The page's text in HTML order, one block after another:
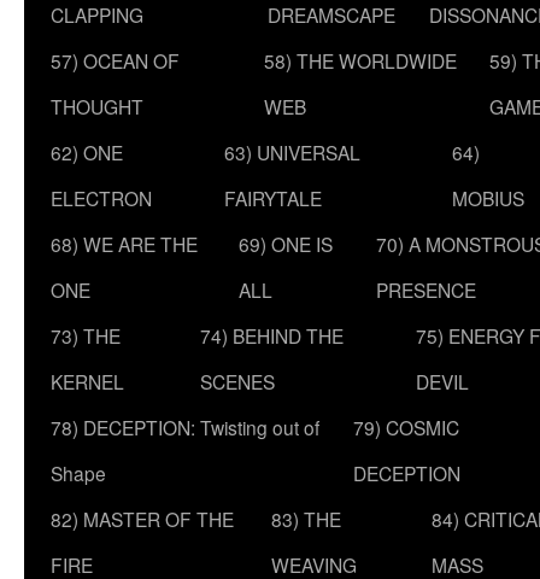
CLAPPING
DREAMSCAPE
57) OCEAN OF
THOUGHT
58) THE WORLDWIDE
WEB
59)
62) ONE
ELECTRON
63) UNIVERSAL
FAIRYTALE
64)
MOBIUS
68) WE ARE THE
ONE
69) ONE IS
ALL
70) A
PRESENCE
73) THE
KERNEL
74) BEHIND THE
SCENES
75) ENERGY
DEVIL
78) DECEPTION: Twisting out of
Shape
79) COSMIC
DECEPTION
82) MASTER OF THE
FIRE
83) THE
WEAVING
84)
MASS